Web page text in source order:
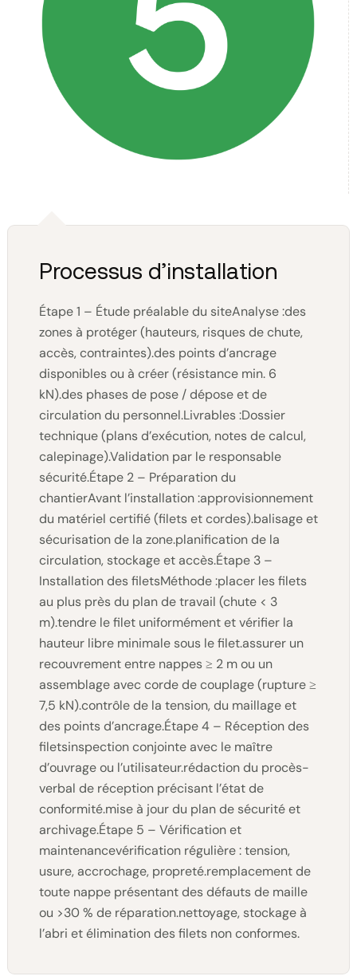
Processus d’installation
Étape 1 – Étude préalable du siteAnalyse :des
zones à protéger (hauteurs, risques de chute,
accès, contraintes).des points d’ancrage
disponibles ou à créer (résistance min. 6
kN).des phases de pose / dépose et de
circulation du personnel.Livrables :Dossier
technique (plans d’exécution, notes de calcul,
calepinage).Validation par le responsable
sécurité.Étape 2 – Préparation du
chantierAvant l’installation :approvisionnement
du matériel certifié (filets et cordes).balisage et
sécurisation de la zone.planification de la
circulation, stockage et accès.Étape 3 –
Installation des filetsMéthode :placer les filets
au plus près du plan de travail (chute < 3
m).tendre le filet uniformément et vérifier la
hauteur libre minimale sous le filet.assurer un
recouvrement entre nappes ≥ 2 m ou un
assemblage avec corde de couplage (rupture ≥
7,5 kN).contrôle de la tension, du maillage et
des points d’ancrage.Étape 4 – Réception des
filetsinspection conjointe avec le maître
d’ouvrage ou l’utilisateur.rédaction du procès-
verbal de réception précisant l’état de
conformité.mise à jour du plan de sécurité et
archivage.Étape 5 – Vérification et
maintenancevérification régulière : tension,
usure, accrochage, propreté.remplacement de
toute nappe présentant des défauts de maille
ou >30 % de réparation.nettoyage, stockage à
l’abri et élimination des filets non conformes.